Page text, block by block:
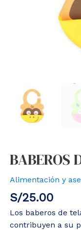
BABEROS
Alimentación y
S/25.00
Los baberos de
contribuyen a su